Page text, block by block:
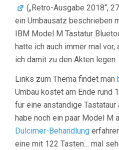
(„Retro-Ausgabe 2018“,
ein Umbausatz beschrieben
IBM Model M Tastatur
hatte ich auch immer mal vor,
ich damit zu den Akten legen.
Links zum Thema findet man
Umbau kostet am Ende rund
für eine anständige Tastataur
habe noch ein paar Model M
Dulcimer-Behandlung
eine mit 122 Tasten… mal